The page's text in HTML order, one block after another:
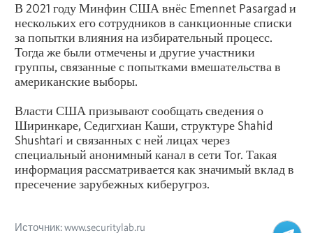
В 2021 году Минфин США внёс Emennet Pasargad и
нескольких его сотрудников в санкционные списки
за попытки влияния на избирательный процесс.
Тогда же были отмечены и другие участники
группы, связанные с попытками вмешательства в
американские выборы.
Власти США призывают сообщать сведения о
Ширинкаре, Седигхиан Каши, структуре Shahid
Shushtari и связанных с ней лицах через
специальный анонимный канал в сети Tor. Такая
информация рассматривается как значимый вклад в
пресечение зарубежных киберугроз.
Источник: www.securitylab.ru